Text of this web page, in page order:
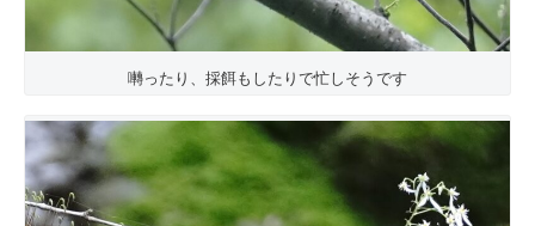
囀ったり、採餌もしたりで忙しそうです